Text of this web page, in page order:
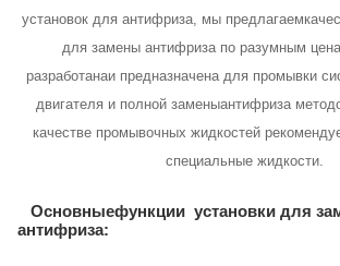
установок для антифриза, мы
для замены антифриза по разумным
разработанаи предназначена для промывки
двигателя и полной заменыантифриза
качестве промывочных жидкостей
специальные жидкости.
Основныефункции установки для
антифриза: